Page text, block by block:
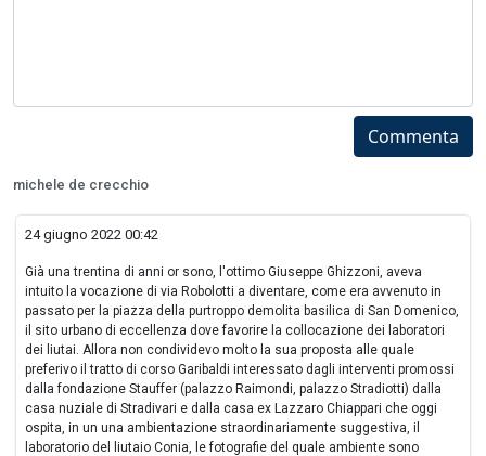
Commenta
michele de crecchio
24 giugno 2022 00:42
Già una trentina di anni or sono, l'ottimo Giuseppe Ghizzoni, aveva
intuito la vocazione di via Robolotti a diventare, come era avvenuto in
passato per la piazza della purtroppo demolita basilica di San Domenico,
il sito urbano di eccellenza dove favorire la collocazione dei laboratori
dei liutai. Allora non condividevo molto la sua proposta alle quale
preferivo il tratto di corso Garibaldi interessato dagli interventi promossi
dalla fondazione Stauffer (palazzo Raimondi, palazzo Stradiotti) dalla
casa nuziale di Stradivari e dalla casa ex Lazzaro Chiappari che oggi
ospita, in un una ambientazione straordinariamente suggestiva, il
laboratorio del liutaio Conia, le fotografie del quale ambiente sono